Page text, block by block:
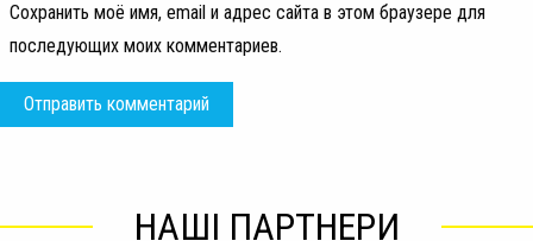
Сохранить моё имя, email и адрес сайта в этом браузере для
последующих моих комментариев.
НАШІ ПАРТНЕРИ